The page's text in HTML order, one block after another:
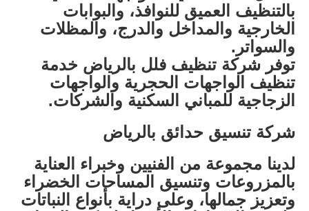
بالتنظيف العميق للنوافذ، والبوابات
الخارجية والمداخل والدرج، والمظلات
والسواتر.
توفر شركة تنظيف فلل بالرياض خدمة
تنظيف الواجهات الحجرية والواجهات
الزجاجية للمباني السكنية والشركات.
شركة تنسيق حدائق بالرياض
لدينا مجموعة من الفنيين وخبراء العناية
بالمزروعات وتنسيق المساحات الخضراء
وتعزيز جمالها، وعلى دراية بأنواع النباتات